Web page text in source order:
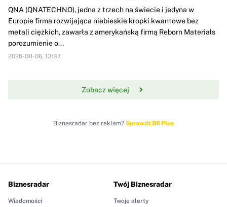
QNA (QNATECHNO), jedna z trzech na świecie i jedyna w
Europie firma rozwijająca niebieskie kropki kwantowe bez
metali ciężkich, zawarła z amerykańską firmą Reborn Materials
porozumienie o...
2026-08-06, 13:37
Zobacz więcej
Biznesradar bez reklam? Sprawdź BR Plus
Biznesradar
Wiadomości
Twój Biznesradar
Twoje alerty